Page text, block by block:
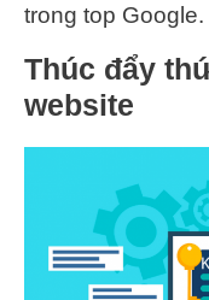
trong top Google.
Thúc đẩy
website